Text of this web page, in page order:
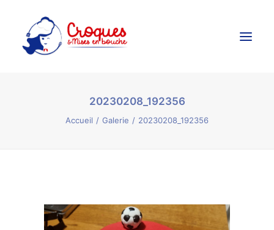
Galerie
20230208_192356
Accueil Galerie 20230208_192356